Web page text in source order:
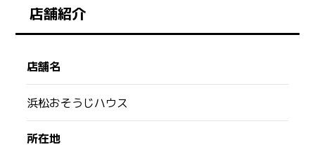
店舗紹介
店舗名
浜松おそうじハウス
所在地